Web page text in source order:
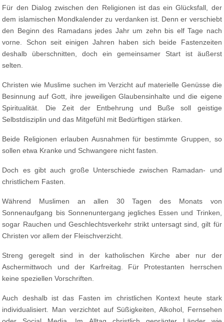
Für den Dialog zwischen den Religionen ist das ein Glücksfall, der
dem islamischen Mondkalender zu verdanken ist. Denn er verschiebt
den Beginn des Ramadans jedes Jahr um zehn bis elf Tage nach
vorne. Schon seit einigen Jahren haben sich beide Fastenzeiten
deshalb überschnitten, doch ein gemeinsamer Start ist äußerst
selten.
Christen wie Muslime suchen im Verzicht auf materielle Genüsse die
Besinnung auf Gott, ihre jeweiligen Glaubensinhalte und die eigene
Spiritualität. Die Zeit der Entbehrung und Buße soll geistige
Selbstdisziplin und das Mitgefühl mit Bedürftigen stärken.
Beide Religionen erlauben Ausnahmen für bestimmte Gruppen, so
sollen etwa Kranke und Schwangere nicht fasten.
Doch es gibt auch große Unterschiede zwischen Ramadan- und
christlichem Fasten.
Während Muslimen an allen 30 Tagen des Monats von
Sonnenaufgang bis Sonnenuntergang jegliches Essen und Trinken,
sogar Rauchen und Geschlechtsverkehr strikt untersagt sind, gilt für
Christen vor allem der Fleischverzicht.
Streng geregelt sind in der katholischen Kirche aber nur der
Aschermittwoch und der Karfreitag. Für Protestanten herrschen
keine speziellen Vorschriften.
Auch deshalb ist das Fasten im christlichen Kontext heute stark
individualisiert. Man verzichtet auf Süßigkeiten, Alkohol, Fernsehen